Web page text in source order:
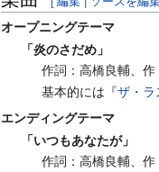
オープニングテーマ
「炎のさだめ」
作詞：高橋良輔、
基本的には『ザ・ラ
エンディングテーマ
「いつもあなたが」
作詞：高橋良輔、